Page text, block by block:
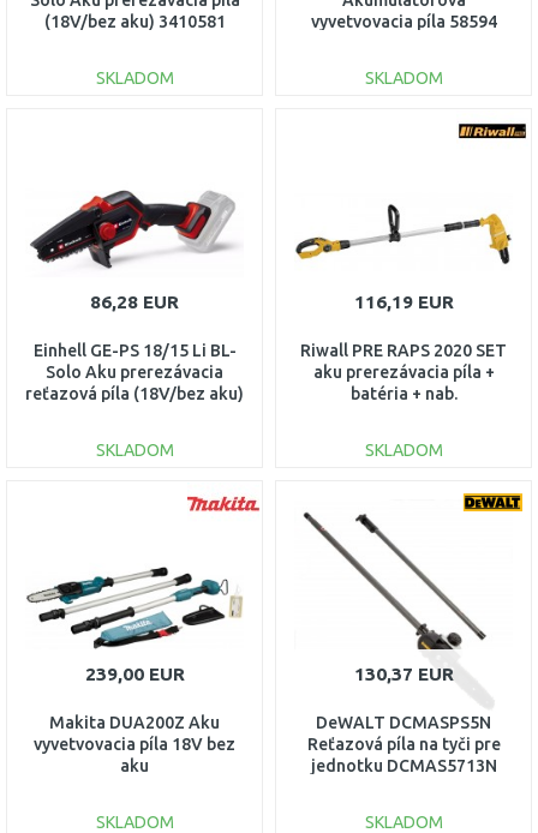
(18V/bez aku) 3410581
SKLADOM
vyvetvovacia píla 58594
SKLADOM
DO KOŠÍKA
86,28 EUR
Einhell GE-PS 18/15 Li BL-
Solo Aku prerezávacia
reťazová píla (18V/bez aku)
SKLADOM
DO KOŠÍKA
116,19 EUR
Riwall PRE RAPS 2020 SET
aku prerezávacia píla +
batéria + nab.
SKLADOM
DO KOŠÍKA
Porovnať
239,00 EUR
Makita DUA200Z Aku
vyvetvovacia píla 18V bez
aku
SKLADOM
130,37 EUR
DeWALT DCMASPS5N
Reťazová píla na tyči pre
jednotku DCMAS5713N
SKLADOM